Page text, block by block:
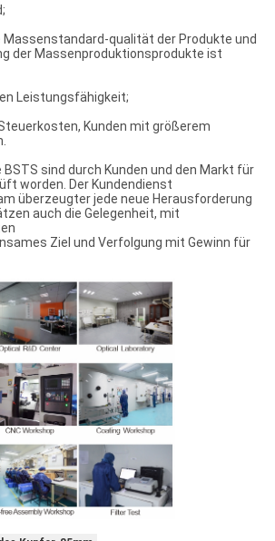
Massenstandard-qualität der Produkte und
der Massenproduktionsprodukte ist
Leistungsfähigkeit;
Kunden mit größerem
BSTS sind durch Kunden und den Markt für
worden. Der Kundendienst
überzeugter jede neue Herausforderung
auch die Gelegenheit, mit
Ziel und Verfolgung mit Gewinn für